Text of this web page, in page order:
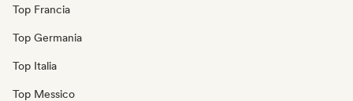
Top Francia
Top Germania
Top Italia
Top Messico